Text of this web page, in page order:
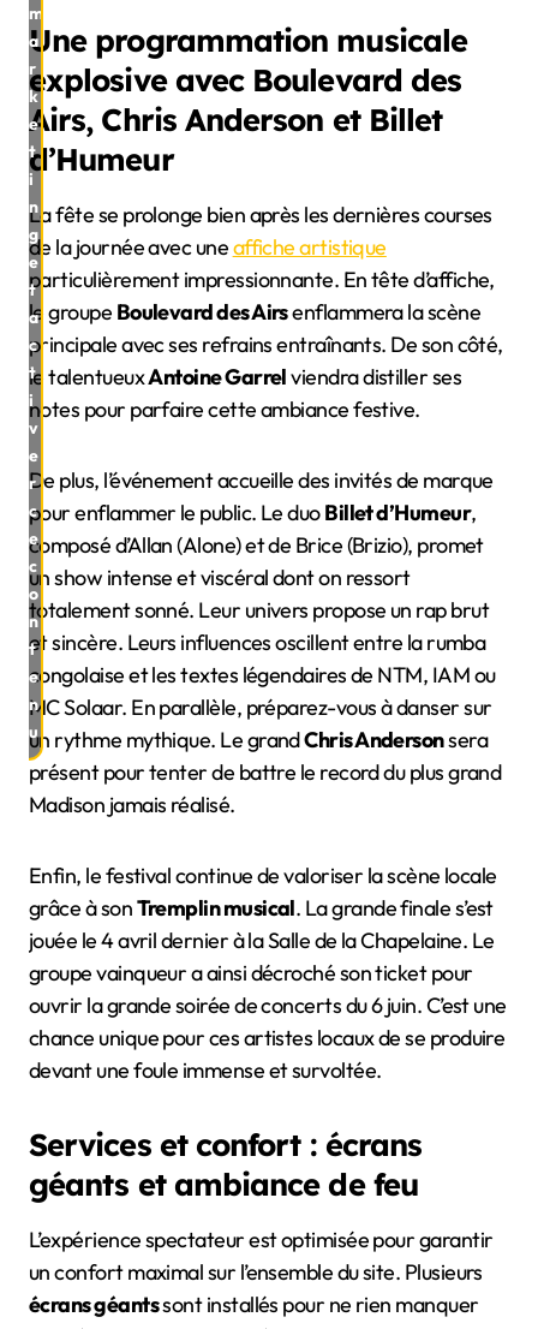
m
a
r
k
e
t
i
n
g
e
t
a
c
t
i
v
e
r
c
e
c
o
n
t
e
n
u
Une programmation musicale
explosive avec Boulevard des
Airs, Chris Anderson et Billet
d’Humeur
La fête se prolonge bien après les dernières courses
de la journée avec uneaffiche artistique
particulièrement impressionnante. En tête d’affiche,
le groupe Boulevard des Airsenflammera la scène
principale avec ses refrains entraînants. De son côté,
le talentueuxAntoine Garrelviendra distiller ses
notes pour parfaire cette ambiance festive.
De plus, l’événement accueille des invités de marque
pour enflammer le public. Le duoBillet d’Humeur,
composé d’Allan (Alone) et de Brice (Brizio), promet
un show intense et viscéral dont on ressort
totalement sonné. Leur univers propose un rap brut
et sincère. Leurs influences oscillent entre la rumba
congolaise et les textes légendaires de NTM, IAM ou
MC Solaar. En parallèle, préparez-vous à danser sur
un rythme mythique. Le grandChris Andersonsera
présent pour tenter de battre le record du plus grand
Madison jamais réalisé.
Enfin, le festival continue de valoriser la scène locale
grâce à sonTremplin musical. La grande finale s’est
jouée le 4 avril dernier à la Salle de la Chapelaine. Le
groupe vainqueur a ainsi décroché son ticket pour
ouvrir la grande soirée de concerts du 6 juin. C’est une
chance unique pour ces artistes locaux de se produire
devant une foule immense et survoltée.
Services et confort : écrans
géants et ambiance de feu
L’expérience spectateur est optimisée pour garantir
un confort maximal sur l’ensemble du site. Plusieurs
écrans géantssont installés pour ne rien manquer